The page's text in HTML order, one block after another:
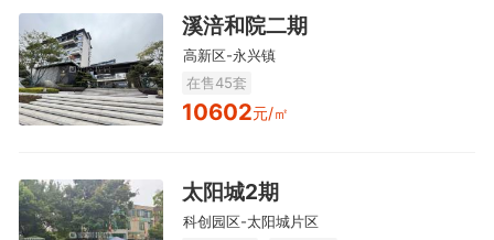
溪涪和院二期
高新区-永兴镇
在售45套
10602元/㎡
太阳城2期
科创园区-太阳城片区